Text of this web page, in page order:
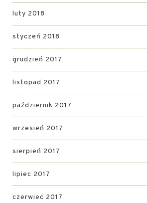
luty 2018
styczeń 2018
grudzień 2017
listopad 2017
październik 2017
wrzesień 2017
sierpień 2017
lipiec 2017
czerwiec 2017